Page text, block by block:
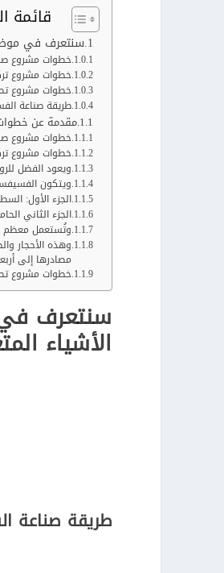
قائمة
سنتعرف في
خطوات مشروع
خطوات مشروع
خطوات مشروع
طريقة صناعة
مقدمة عن
خطوات مشروع
خطوات مشروع
ويعود الفضل
ويتكون
الجزء الأول:
الجزء الثاني
وتُستعمل معظم
وهذه الأحجار
مصادرها إلى
خطوات مشروع
سنتعرف
الأشياء
طريقة صناعة